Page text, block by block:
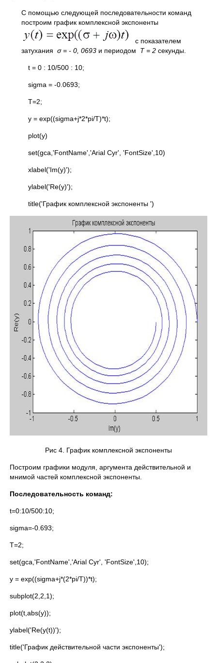
С помощью следующей последовательности команд
построим график комплексной экспоненты
с показателем
затухания σ = - 0, 0693 и периодом Т = 2 секунды.
t = 0 : 10/500 : 10;
sigma = -0.0693;
T=2;
y = exp((sigma+j*2*pi/T)*t);
plot(y)
set(gca,'FontName','Arial Cyr', 'FontSize',10)
xlabel('Im(y)');
ylabel('Re(y)');
title('График комплексной экспоненты ')
Рис 4. График комплексной экспоненты
Построим графики модуля, аргумента действительной и
мнимой частей комплексной экспоненты.
Последовательность команд:
t=0:10/500:10;
sigma=-0.693;
T=2;
set(gca,'FontName','Arial Cyr', 'FontSize',10);
y = exp((sigma+j*(2*pi/T))*t);
subplot(2,2,1);
plot(t,abs(y));
ylabel('Re(y(t))');
title('График действительной части экспоненты');